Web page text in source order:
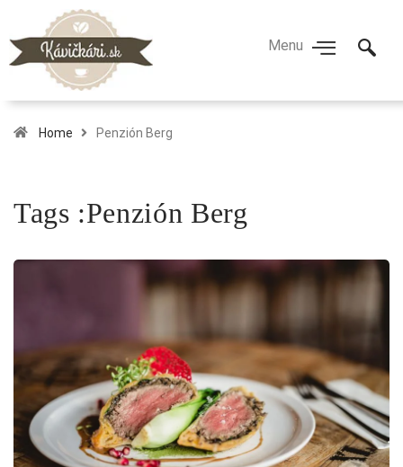
Home Penzión Berg
Tags :Penzión Berg